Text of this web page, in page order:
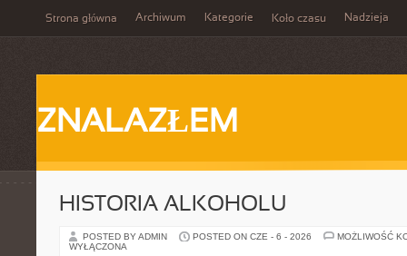
Strona główna Archiwum Kategorie Koło czasu Nadzieja
ZNALAZŁEM
HISTORIA ALKOHOLU
POSTED BY ADMIN POSTED ON CZE - 6 - 2026
MOŻLIWOŚĆ
WYŁĄCZONA